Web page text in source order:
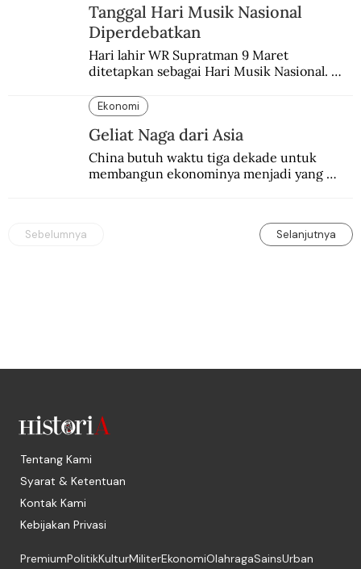
Tanggal Hari Musik Nasional
Diperdebatkan
Hari lahir WR Supratman 9 Maret
ditetapkan sebagai Hari Musik Nasional.
Ekonomi
Geliat Naga dari Asia
China butuh waktu tiga dekade untuk
membangun ekonominya menjadi yang
Sebelumnya Selanjutnya
Tentang Kami
Syarat & Ketentuan
Kontak Kami
Kebijakan Privasi
PremiumPolitikKulturMiliterEkonomiOlahragaSainsUrban